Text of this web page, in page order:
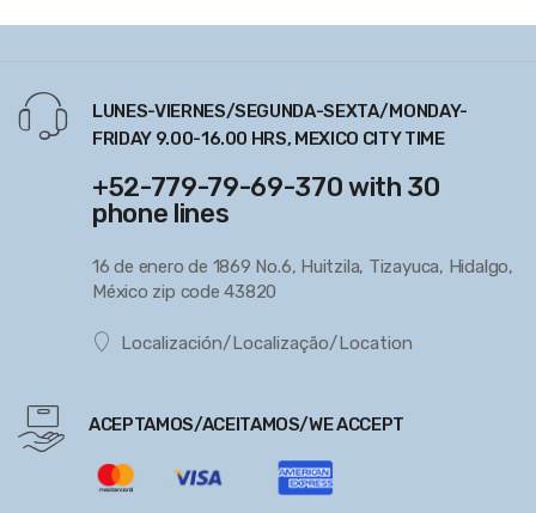
LUNES-VIERNES/SEGUNDA-SEXTA/MONDAY-
FRIDAY 9.00-16.00 HRS, MEXICO CITY TIME
+52-779-79-69-370 with 30
phone lines
16 de enero de 1869 No.6, Huitzila, Tizayuca, Hidalgo,
México zip code 43820
Localización/Localização/Location
ACEPTAMOS/ACEITAMOS/WE ACCEPT